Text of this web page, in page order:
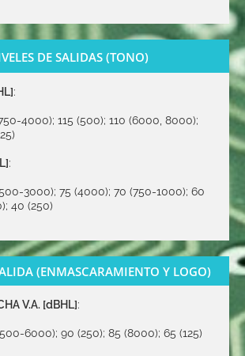
DE SALIDAS (TONO)
:
4000); 115 (500); 110 (6000, 8000);
:
3000); 75 (4000); 70 (750-1000); 60
40 (250)
(ENMASCARAMIENTO Y LOGO)
V.A. [dBHL]:
6000); 90 (250); 85 (8000); 65 (125)